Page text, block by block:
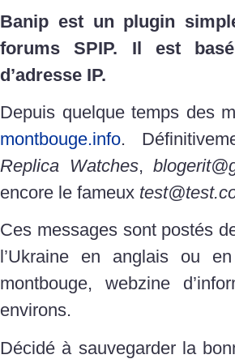
Banip est un plugin
forums SPIP. Il est
d’adresse IP.
Depuis quelque temps des
montbouge.info.
Replica Watches,
encore le fameux
Ces messages sont postés
l’Ukraine en anglais ou
montbouge, webzine
environs.
Décidé à sauvegarder la